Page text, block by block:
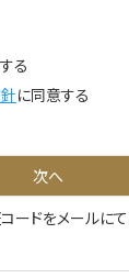
る
に同意する
次へ
ドをメールにて